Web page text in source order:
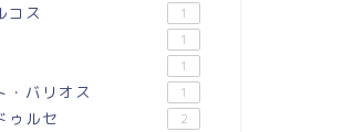
コス 1
1
1
・バリオス 1
ゥルセ 2